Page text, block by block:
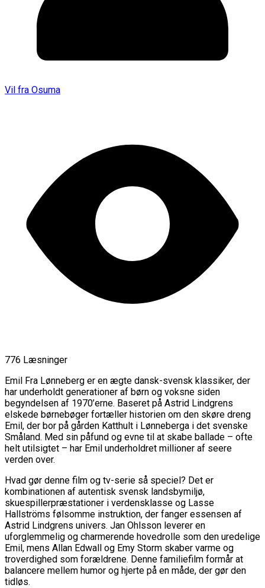
Vil fra Osuma
776 Læsninger
Emil Fra Lønneberg er en ægte dansk-svensk klassiker, der
har underholdt generationer af børn og voksne siden
begyndelsen af 1970’erne. Baseret på Astrid Lindgrens
elskede børnebøger fortæller historien om den skøre dreng
Emil, der bor på gården Katthult i Lønneberga i det svenske
Småland. Med sin påfund og evne til at skabe ballade – ofte
helt utilsigtet – har Emil underholdret millioner af seere
verden over.
Hvad gør denne film og tv-serie så speciel? Det er
kombinationen af autentisk svensk landsbymiljø,
skuespillerpræstationer i verdensklasse og Lasse
Hallströms følsomme instruktion, der fanger essensen af
Astrid Lindgrens univers. Jan Ohlsson leverer en
uforglemmelig og charmerende hovedrolle som den uredelige
Emil, mens Allan Edwall og Emy Storm skaber varme og
troverdighed som forældrene. Denne familiefilm formår at
balancere mellem humor og hjerte på en måde, der gør den
tidløs.